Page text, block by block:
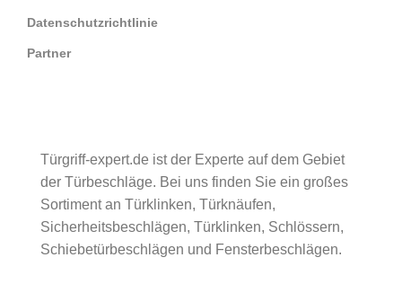
Datenschutzrichtlinie
Partner
Türgriff-expert.de ist der Experte auf dem Gebiet
der Türbeschläge. Bei uns finden Sie ein großes
Sortiment an Türklinken, Türknäufen,
Sicherheitsbeschlägen, Türklinken, Schlössern,
Schiebetürbeschlägen und Fensterbeschlägen.